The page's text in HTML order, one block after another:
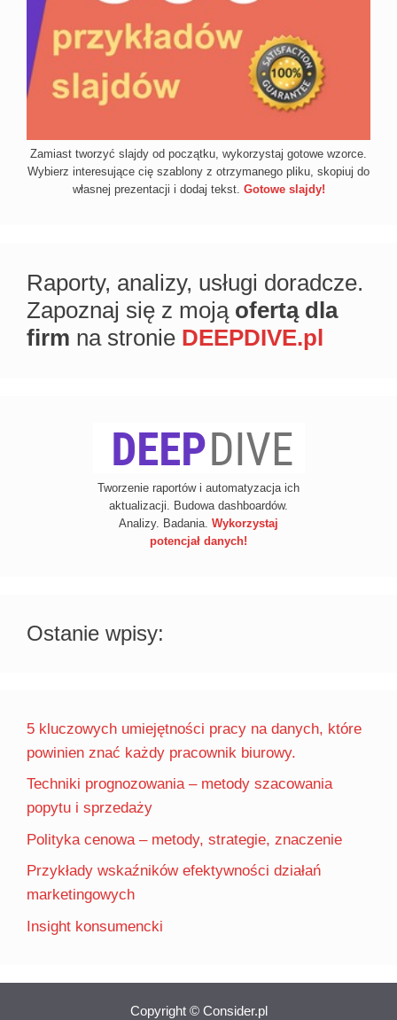
Zamiast tworzyć slajdy od początku, wykorzystaj gotowe wzorce.
Wybierz interesujące cię szablony z otrzymanego pliku, skopiuj do
własnej prezentacji i dodaj tekst. Gotowe slajdy!
Raporty, analizy, usługi doradcze.
Zapoznaj się z mojąofertą dla
firm na stronie DEEPDIVE.pl
Tworzenie raportów i automatyzacja ich
aktualizacji. Budowa dashboardów.
Analizy. Badania. Wykorzystaj
potencjał danych!
Ostanie wpisy:
5 kluczowych umiejętności pracy na danych, które
powinien znać każdy pracownik biurowy.
Techniki prognozowania – metody szacowania
popytu i sprzedaży
Polityka cenowa – metody, strategie, znaczenie
Przykłady wskaźników efektywności działań
marketingowych
Insight konsumencki
Copyright © Consider.pl